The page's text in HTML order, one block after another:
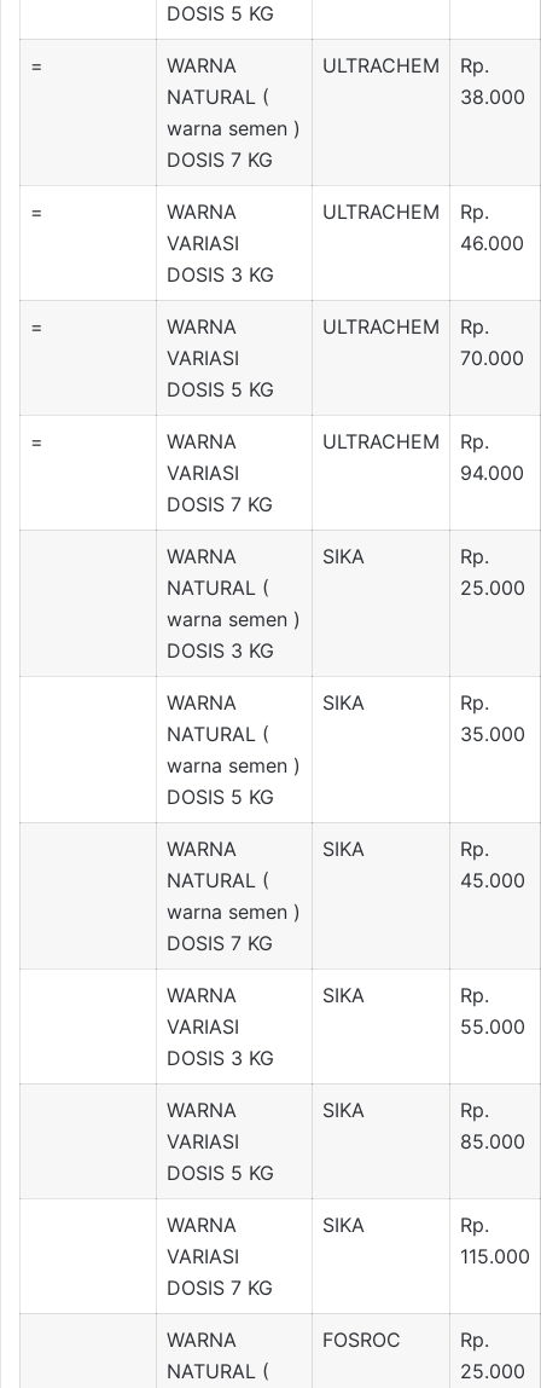
DOSIS 5 KG
=
WARNA
NATURAL (
warna semen )
DOSIS 7 KG
ULTRACHEM
Rp.
38.000
=
WARNA
VARIASI
DOSIS 3 KG
ULTRACHEM
Rp.
46.000
=
WARNA
VARIASI
DOSIS 5 KG
ULTRACHEM
Rp.
70.000
=
WARNA
VARIASI
DOSIS 7 KG
ULTRACHEM
Rp.
94.000
WARNA
NATURAL (
warna semen )
DOSIS 3 KG
SIKA
Rp.
25.000
WARNA
NATURAL (
warna semen )
DOSIS 5 KG
SIKA
Rp.
35.000
WARNA
NATURAL (
warna semen )
DOSIS 7 KG
SIKA
Rp.
45.000
WARNA
VARIASI
DOSIS 3 KG
SIKA
Rp.
55.000
WARNA
VARIASI
DOSIS 5 KG
SIKA
Rp.
85.000
WARNA
VARIASI
DOSIS 7 KG
SIKA
Rp.
115.000
WARNA
NATURAL (
FOSROC
Rp.
25.000